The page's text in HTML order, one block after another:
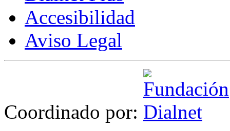
Accesibilidad
Aviso Legal
Coordinado por: